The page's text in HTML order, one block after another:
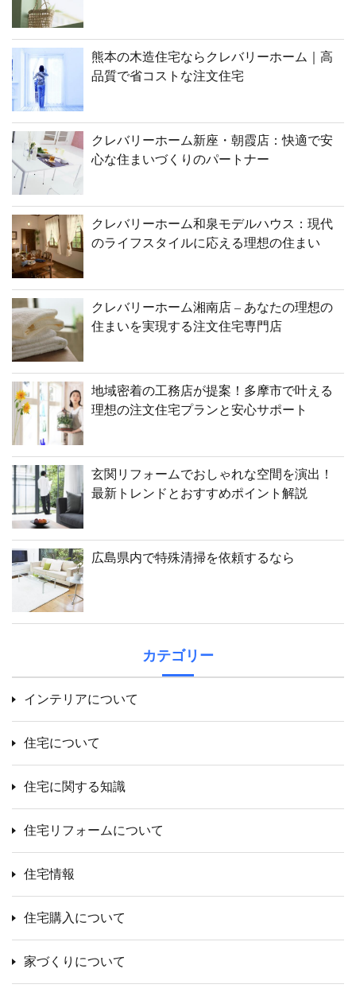
熊本の木造住宅ならクレバリーホーム｜高
品質で省コストな注文住宅
クレバリーホーム新座・朝霞店：快適で安
心な住まいづくりのパートナー
クレバリーホーム和泉モデルハウス：現代
のライフスタイルに応える理想の住まい
クレバリーホーム湘南店 – あなたの理想の
住まいを実現する注文住宅専門店
地域密着の工務店が提案！多摩市で叶える
理想の注文住宅プランと安心サポート
玄関リフォームでおしゃれな空間を演出！
最新トレンドとおすすめポイント解説
広島県内で特殊清掃を依頼するなら
カテゴリー
インテリアについて
住宅について
住宅に関する知識
住宅リフォームについて
住宅情報
住宅購入について
家づくりについて